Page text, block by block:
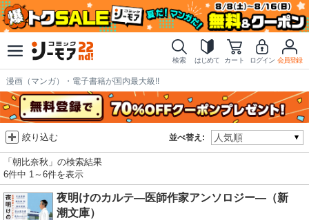
検索 はじめて カート ログイン 会員登録
漫画（マンガ）・電子書籍が国内最大級!!
並べ替え:
絞り込む
「朝比奈秋」の検索結果
6件中 1～6件を表示
夜明けのカルテ―医師作家アンソロジー―（新
潮文庫）